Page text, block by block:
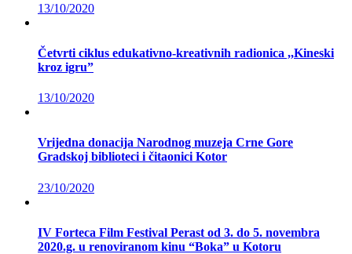
13/10/2020
Četvrti ciklus edukativno-kreativnih radionica ,,Kineski
kroz igru”
13/10/2020
Vrijedna donacija Narodnog muzeja Crne Gore
Gradskoj biblioteci i čitaonici Kotor
23/10/2020
IV Forteca Film Festival Perast od 3. do 5. novembra
2020.g. u renoviranom kinu “Boka” u Kotoru